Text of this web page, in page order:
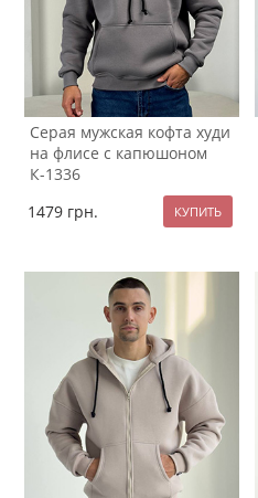
Серая мужская кофта худи
на флисе с капюшоном
К-1336
1479 грн.